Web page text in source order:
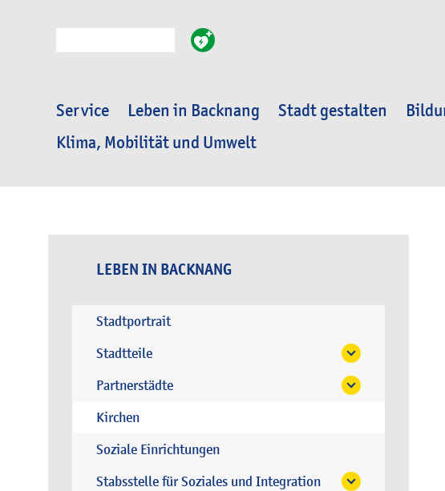
Service Leben in Backnang Stadt gestalten
Klima, Mobilität und Umwelt
LEBEN IN BACKNANG
Stadtportrait
Stadtteile
Partnerstädte
Kirchen
Soziale Einrichtungen
Stabsstelle für Soziales und Integration